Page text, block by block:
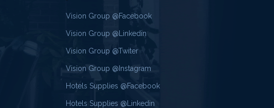
Vision Group @Facebook
Vision Group @Linkedin
Vision Group @Twiter
Vision Group @Instagram
Hotels Supplies @Facebook
Hotels Supplies @Linkedin